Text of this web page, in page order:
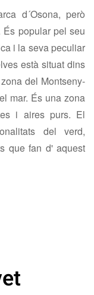
d´Osona, però
És popular pel seu
i la seva peculiar
està situat dins
del Montseny-
mar. És una zona
i aires purs. El
del verd,
que fan d' aquest